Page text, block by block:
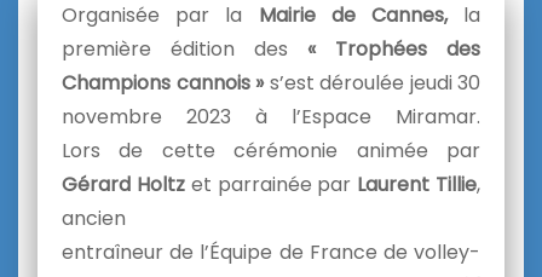
Organisée par la Mairie de Cannes,la
première édition des « Trophées des
Champions cannois »s’est déroulée jeudi 30
novembre 2023 à l’Espace Miramar.
Lorsde cette cérémonie animée par
Gérard Holtzet parrainée par Laurent Tillie,
ancien
entraîneurde l’Équipe de France de volley-